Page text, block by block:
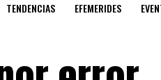
TENDENCIAS EFEMERIDES